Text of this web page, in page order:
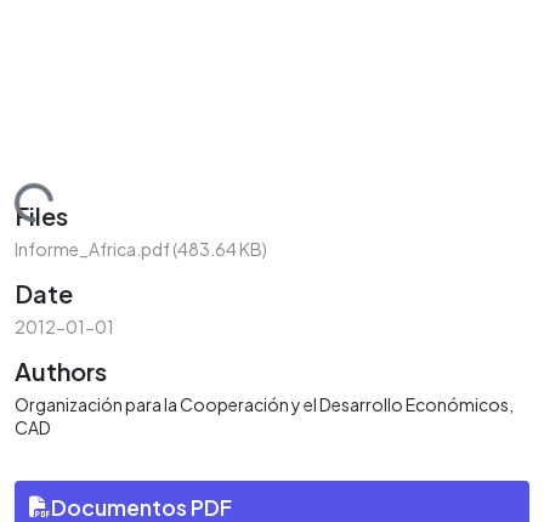
Loading...
Files
Informe_Africa.pdf(483.64 KB)
Date
2012-01-01
Authors
Organización para la Cooperación y el Desarrollo Económicos,
CAD
Documentos PDF